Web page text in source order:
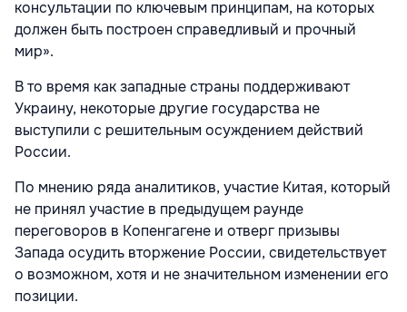
консультации по ключевым принципам, на которых
должен быть построен справедливый и прочный
мир».
В то время как западные страны поддерживают
Украину, некоторые другие государства не
выступили с решительным осуждением действий
России.
По мнению ряда аналитиков, участие Китая, который
не принял участие в предыдущем раунде
переговоров в Копенгагене и отверг призывы
Запада осудить вторжение России, свидетельствует
о возможном, хотя и не значительном изменении его
позиции.